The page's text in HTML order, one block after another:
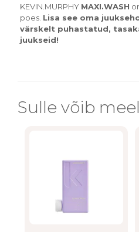
KEVIN.MURPHY MAXI.WASH
poes. Lisa see oma
värskelt puhastatud,
juukseid!
Sulle võib
options